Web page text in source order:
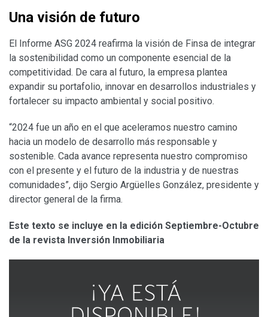
Una visión de futuro
El Informe ASG 2024 reafirma la visión de Finsa de integrar
la sostenibilidad como un componente esencial de la
competitividad. De cara al futuro, la empresa plantea
expandir su portafolio, innovar en desarrollos industriales y
fortalecer su impacto ambiental y social positivo.
“2024 fue un año en el que aceleramos nuestro camino
hacia un modelo de desarrollo más responsable y
sostenible. Cada avance representa nuestro compromiso
con el presente y el futuro de la industria y de nuestras
comunidades”, dijo Sergio Argüelles González, presidente y
director general de la firma.
Este texto se incluye en la edición Septiembre-Octubre
de la revista Inversión Inmobiliaria